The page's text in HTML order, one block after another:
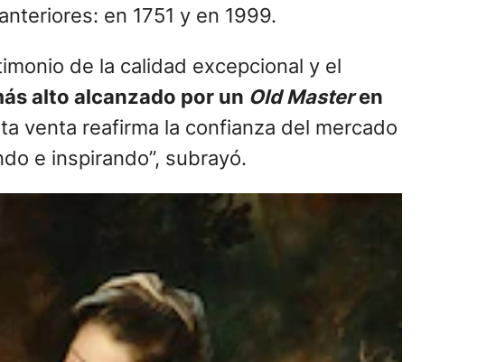
en 1751 y en 1999.
de la calidad excepcional y el
alto alcanzado por un Old Masteren
venta reafirma la confianza del mercado
e inspirando”, subrayó.